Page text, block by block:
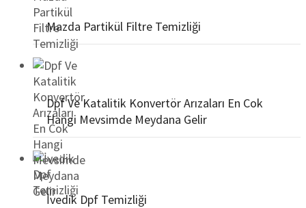
Mazda Partikül Filtre Temizliği
Dpf Ve Katalitik Konvertör Arızaları En Cok
Hangi Mevsimde Meydana Gelir
İvedik Dpf Temizliği